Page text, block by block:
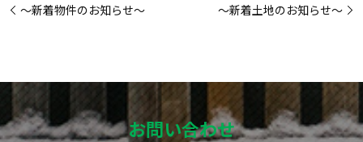
～新着物件のお知らせ～ ～新着土地のお知らせ～
お問い合わせ